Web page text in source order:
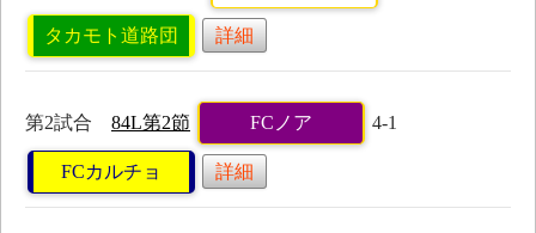
タカモト道路団 詳細
第2試合 84L第2節 FCノア 4-1
FCカルチョ 詳細